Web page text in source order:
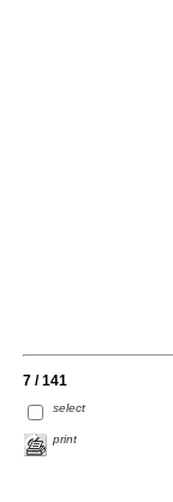
7 / 141
select
print